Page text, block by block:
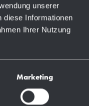
unserer
diese Informationen
Ihrer Nutzung
Marketing